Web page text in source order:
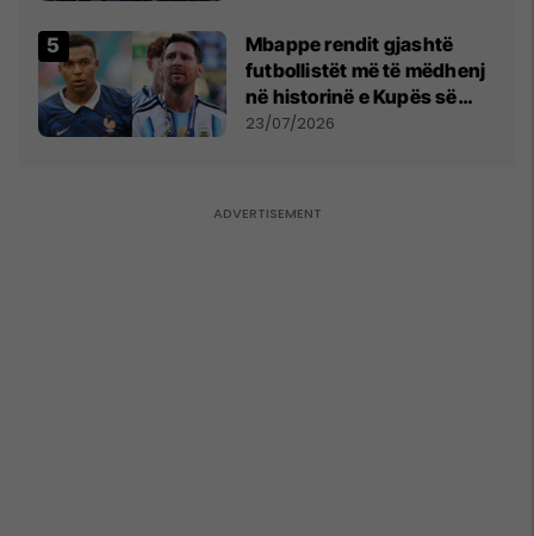
Mbappe rendit gjashtë
futbollistët më të mëdhenj
në historinë e Kupës së
Botës, Messi mbetet i dyti
23/07/2026